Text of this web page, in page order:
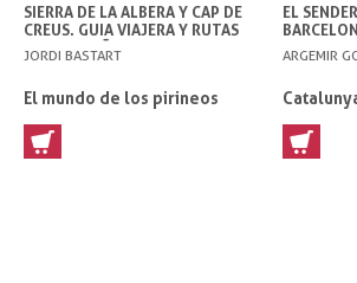
SIERRA DE LA ALBERA Y CAP DE
CREUS. GUIA VIAJERA Y RUTAS
DE MONTAÑA
JORDI BASTART
El mundo de los pirineos
EL
LA COSTA
ARGEMIR